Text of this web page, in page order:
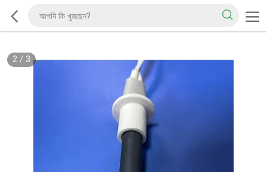
2/ 3